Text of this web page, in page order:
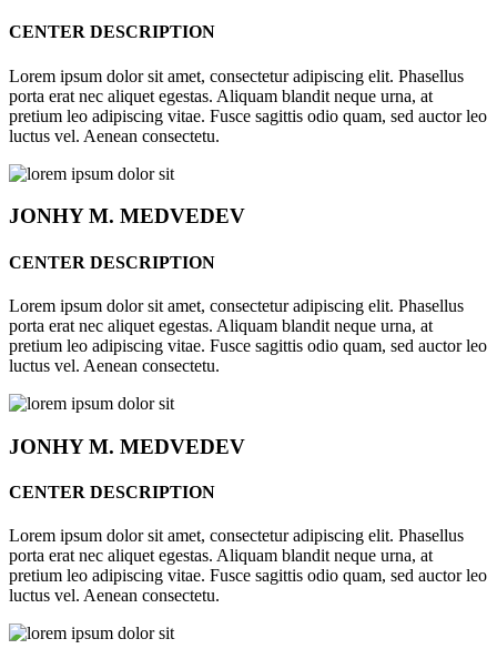
CENTER DESCRIPTION
Lorem ipsum dolor sit amet, consectetur adipiscing elit. Phasellus
porta erat nec aliquet egestas. Aliquam blandit neque urna, at
pretium leo adipiscing vitae. Fusce sagittis odio quam, sed auctor leo
luctus vel. Aenean consectetu.
JONHYM. MEDVEDEV
CENTER DESCRIPTION
Lorem ipsum dolor sit amet, consectetur adipiscing elit. Phasellus
porta erat nec aliquet egestas. Aliquam blandit neque urna, at
pretium leo adipiscing vitae. Fusce sagittis odio quam, sed auctor leo
luctus vel. Aenean consectetu.
JONHYM. MEDVEDEV
CENTER DESCRIPTION
Lorem ipsum dolor sit amet, consectetur adipiscing elit. Phasellus
porta erat nec aliquet egestas. Aliquam blandit neque urna, at
pretium leo adipiscing vitae. Fusce sagittis odio quam, sed auctor leo
luctus vel. Aenean consectetu.